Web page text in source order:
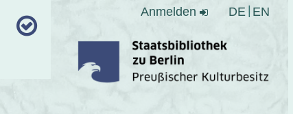
Anmelden DE EN